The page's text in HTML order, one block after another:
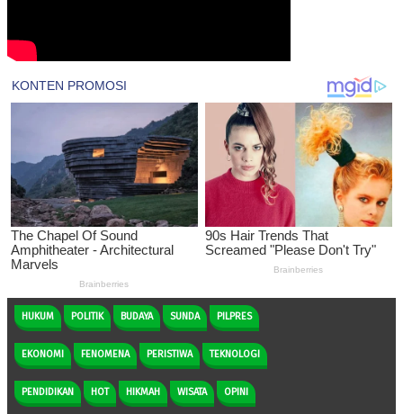
HUKUM POLITIK BUDAYA SUNDA PILPRES
EKONOMI FENOMENA PERISTIWA TEKNOLOGI
PENDIDIKAN HOT HIKMAH WISATA OPINI